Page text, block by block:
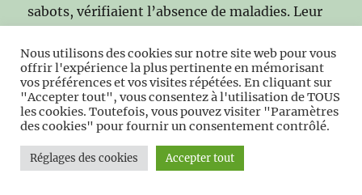
sabots, vérifiaient l’absence de maladies. Leur
sécurisait les ventes. Les paysans, soucieux de
la réputation de leur élevage, présentaient leurs
bêtes avec soin, veillant à ce qu’elles soient
propres, bien tenues, en bon état. Les
certificats sanitaires, lorsqu’ils étaient
nécessaires, ajoutaient une dimension officielle
Nous utilisons des cookies sur notre site web pour vous
offrir l'expérience la plus pertinente en mémorisant
vos préférences et vos visites répétées. En cliquant sur
"Accepter tout", vous consentez à l'utilisation de TOUS
les cookies. Toutefois, vous pouvez visiter "Paramètres
des cookies" pour fournir un consentement contrôlé.
Réglages des cookies Accepter tout